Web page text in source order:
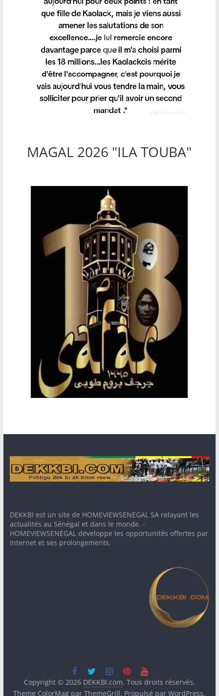
MAGAL 2026 "ILA TOUBA"
DEKKBI est un site de HOMEVIEWSENEGAL SA relayant les
actualités au Sénégal et dans le monde. -
HOMEVIEWSENEGAL développe les opportunités offertes par
Internet et ses prolongements.
Copyright © 2026 DEKKBI.com. Tous droits réservés.
Theme ColorMag par ThemeGrill. Propulsé parWordPress.